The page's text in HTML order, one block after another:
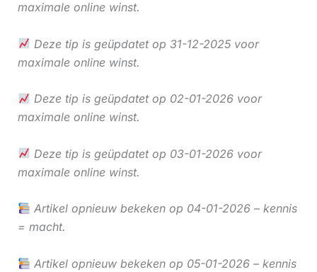
maximale online winst.
Deze tip is geüpdatet op 31-12-2025 voor
maximale online winst.
Deze tip is geüpdatet op 02-01-2026 voor
maximale online winst.
Deze tip is geüpdatet op 03-01-2026 voor
maximale online winst.
Artikel opnieuw bekeken op 04-01-2026 – kennis
= macht.
Artikel opnieuw bekeken op 05-01-2026 – kennis